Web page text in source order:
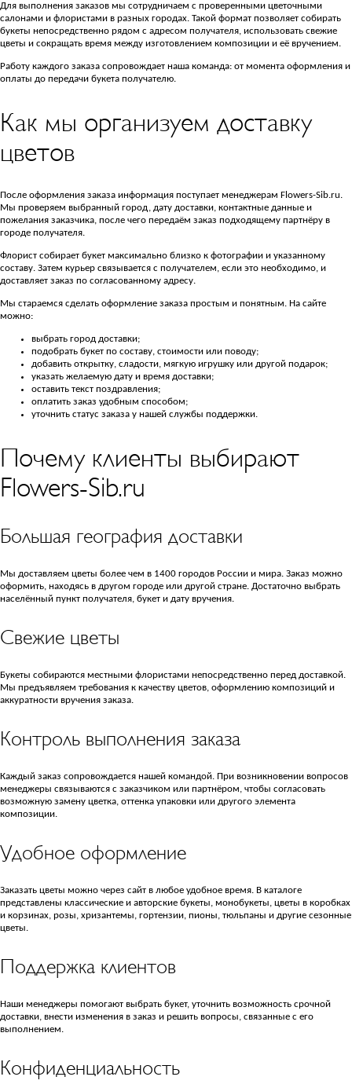
Для выполнения заказов мы сотрудничаем с проверенными цветочными
салонами и флористами в разных городах. Такой формат позволяет собирать
букеты непосредственно рядом с адресом получателя, использовать свежие
цветы и сокращать время между изготовлением композиции и её вручением.
Работу каждого заказа сопровождает наша команда: от момента оформления и
оплаты до передачи букета получателю.
Как мы организуем доставку
цветов
После оформления заказа информация поступает менеджерам Flowers-Sib.ru.
Мы проверяем выбранный город, дату доставки, контактные данные и
пожелания заказчика, после чего передаём заказ подходящему партнёру в
городе получателя.
Флорист собирает букет максимально близко к фотографии и указанному
составу. Затем курьер связывается с получателем, если это необходимо, и
доставляет заказ по согласованному адресу.
Мы стараемся сделать оформление заказа простым и понятным. На сайте
можно:
выбрать город доставки;
подобрать букет по составу, стоимости или поводу;
добавить открытку, сладости, мягкую игрушку или другой подарок;
указать желаемую дату и время доставки;
оставить текст поздравления;
оплатить заказ удобным способом;
уточнить статус заказа у нашей службы поддержки.
Почему клиенты выбирают
Flowers-Sib.ru
Большая география доставки
Мы доставляем цветы более чем в 1400 городов России и мира. Заказ можно
оформить, находясь в другом городе или другой стране. Достаточно выбрать
населённый пункт получателя, букет и дату вручения.
Свежие цветы
Букеты собираются местными флористами непосредственно перед доставкой.
Мы предъявляем требования к качеству цветов, оформлению композиций и
аккуратности вручения заказа.
Контроль выполнения заказа
Каждый заказ сопровождается нашей командой. При возникновении вопросов
менеджеры связываются с заказчиком или партнёром, чтобы согласовать
возможную замену цветка, оттенка упаковки или другого элемента
композиции.
Удобное оформление
Заказать цветы можно через сайт в любое удобное время. В каталоге
представлены классические и авторские букеты, монобукеты, цветы в коробках
и корзинах, розы, хризантемы, гортензии, пионы, тюльпаны и другие сезонные
цветы.
Поддержка клиентов
Наши менеджеры помогают выбрать букет, уточнить возможность срочной
доставки, внести изменения в заказ и решить вопросы, связанные с его
выполнением.
Конфиденциальность